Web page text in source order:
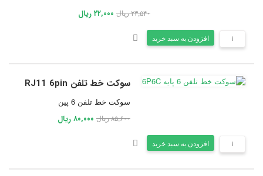
۲۳,۵۴۰ ریال ۲۲,۰۰۰ ریال
افزودن به سبد خرید
سوکت خط تلفن RJ11 6pin
سوکت خط تلفن 6 پین
۸۵,۶۰۰ ریال ۸۰,۰۰۰ ریال
افزودن به سبد خرید